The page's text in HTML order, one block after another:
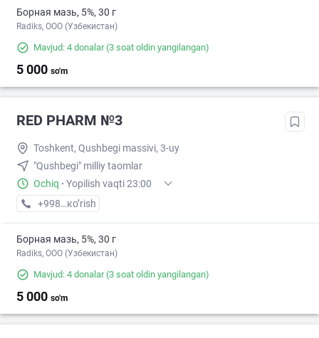
Борная мазь, 5%, 30 г
Radiks, ООО (Узбекистан)
Mavjud: 4 donalar(3 soat oldin yangilangan)
5 000 so'm
RED PHARM №3
Toshkent, Qushbegi massivi, 3-uy
"Qushbegi" milliy taomlar
Ochiq · Yopilish vaqti 23:00
+998 (77) XXX-XX-XX
кo’rish
Борная мазь, 5%, 30 г
Radiks, ООО (Узбекистан)
Mavjud: 4 donalar(3 soat oldin yangilangan)
5 000 so'm